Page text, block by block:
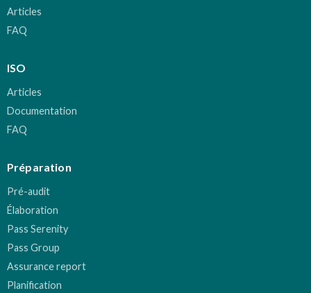
Articles
FAQ
ISO
Articles
Documentation
FAQ
Préparation
Pré-audit
Élaboration
Pass Serenity
Pass Group
Assurance report
Planification